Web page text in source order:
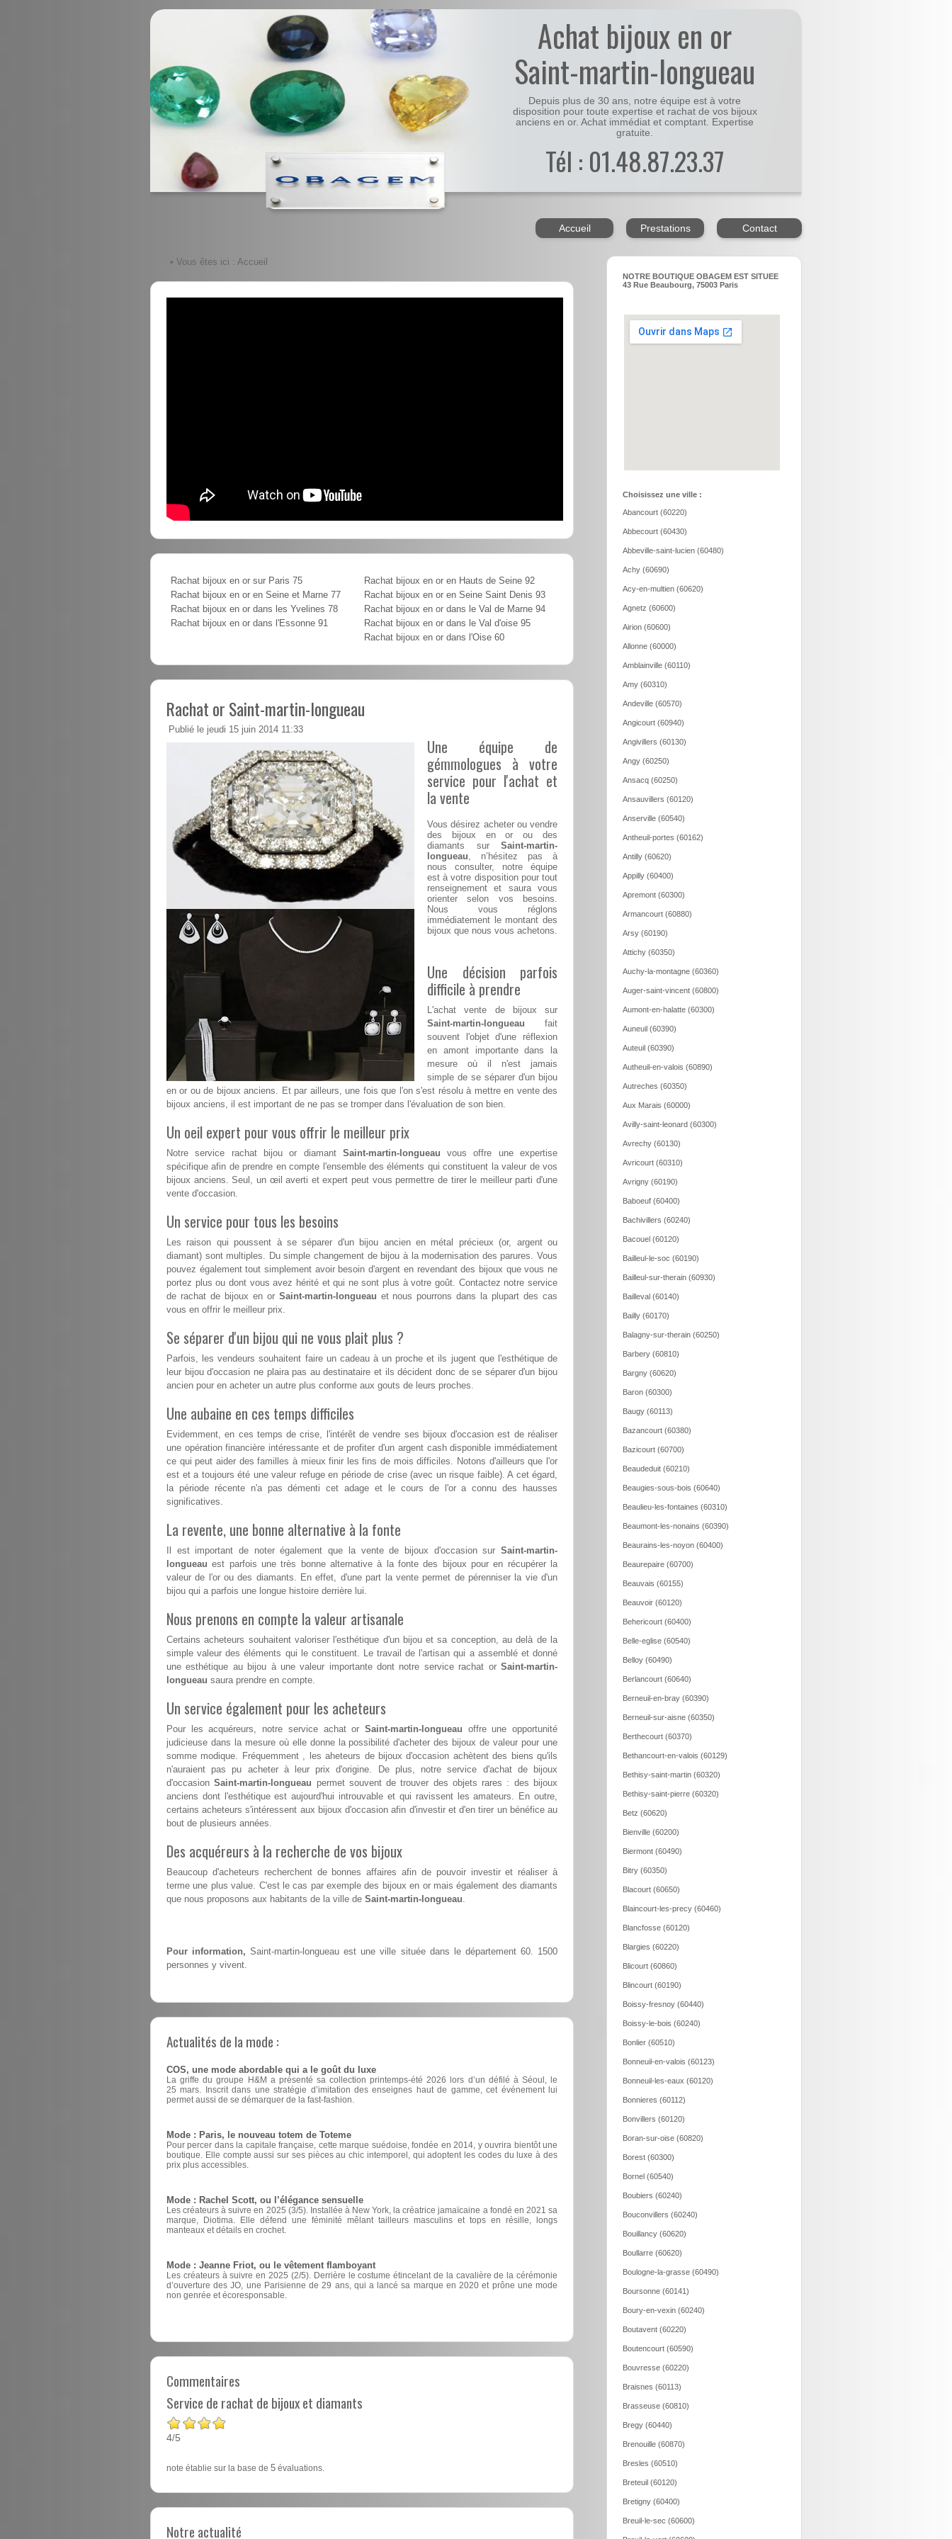
Achat bijoux en or
Saint-martin-longueau
Depuis plus de 30 ans, notre équipe est à votre
disposition pour toute expertise et rachat de vos bijoux
anciens en or. Achat immédiat et comptant. Expertise
gratuite.
Tél : 01.48.87.23.37
Accueil Prestations Contact
• Vous êtes ici : Accueil
Rachat bijoux en or sur Paris 75
Rachat bijoux en or en Seine et Marne 77
Rachat bijoux en or dans les Yvelines 78
Rachat bijoux en or dans l'Essonne 91
Rachat bijoux en or en Hauts de Seine 92
Rachat bijoux en or en Seine Saint Denis 93
Rachat bijoux en or dans le Val de Marne 94
Rachat bijoux en or dans le Val d'oise 95
Rachat bijoux en or dans l'Oise 60
Rachat or Saint-martin-longueau
Publié le jeudi 15 juin 2014 11:33
Une équipe de
gémmologues à votre
service pour l'achat et
la vente
Vous désirez acheter ou vendre
des bijoux en or ou des
diamants sur Saint-martin-
longueau, n’hésitez pas à
nous consulter, notre équipe
est à votre disposition pour tout
renseignement et saura vous
orienter selon vos besoins.
Nous vous réglons
immédiatement le montant des
bijoux que nous vous achetons.
Une décision parfois
difficile à prendre
L'achat vente de bijoux sur
Saint-martin-longueau fait
souvent l'objet d'une réflexion
en amont importante dans la
mesure où il n'est jamais
simple de se séparer d'un bijou
en or ou de bijoux anciens. Et par ailleurs, une fois que l'on s'est résolu à mettre en vente des
bijoux anciens, il est important de ne pas se tromper dans l'évaluation de son bien.
Un oeil expert pour vous offrir le meilleur prix
Notre service rachat bijou or diamant Saint-martin-longueau vous offre une expertise
spécifique afin de prendre en compte l'ensemble des éléments qui constituent la valeur de vos
bijoux anciens. Seul, un œil averti et expert peut vous permettre de tirer le meilleur parti d'une
vente d'occasion.
Un service pour tous les besoins
Les raison qui poussent à se séparer d'un bijou ancien en métal précieux (or, argent ou
diamant) sont multiples. Du simple changement de bijou à la modernisation des parures. Vous
pouvez également tout simplement avoir besoin d'argent en revendant des bijoux que vous ne
portez plus ou dont vous avez hérité et qui ne sont plus à votre goût. Contactez notre service
de rachat de bijoux en or Saint-martin-longueau et nous pourrons dans la plupart des cas
vous en offrir le meilleur prix.
Se séparer d'un bijou qui ne vous plait plus ?
Parfois, les vendeurs souhaitent faire un cadeau à un proche et ils jugent que l'esthétique de
leur bijou d'occasion ne plaira pas au destinataire et ils décident donc de se séparer d'un bijou
ancien pour en acheter un autre plus conforme aux gouts de leurs proches.
Une aubaine en ces temps difficiles
Evidemment, en ces temps de crise, l'intérêt de vendre ses bijoux d'occasion est de réaliser
une opération financière intéressante et de profiter d'un argent cash disponible immédiatement
ce qui peut aider des familles à mieux finir les fins de mois difficiles. Notons d'ailleurs que l'or
est et a toujours été une valeur refuge en période de crise (avec un risque faible). A cet égard,
la période récente n'a pas démenti cet adage et le cours de l'or a connu des hausses
significatives.
La revente, une bonne alternative à la fonte
Il est important de noter également que la vente de bijoux d'occasion sur Saint-martin-
longueau est parfois une très bonne alternative à la fonte des bijoux pour en récupérer la
valeur de l'or ou des diamants. En effet, d'une part la vente permet de pérenniser la vie d'un
bijou qui a parfois une longue histoire derrière lui.
Nous prenons en compte la valeur artisanale
Certains acheteurs souhaitent valoriser l'esthétique d'un bijou et sa conception, au delà de la
simple valeur des éléments qui le constituent. Le travail de l'artisan qui a assemblé et donné
une esthétique au bijou à une valeur importante dont notre service rachat or Saint-martin-
longueau saura prendre en compte.
Un service également pour les acheteurs
Pour les acquéreurs, notre service achat or Saint-martin-longueau offre une opportunité
judicieuse dans la mesure où elle donne la possibilité d'acheter des bijoux de valeur pour une
somme modique. Fréquemment , les aheteurs de bijoux d'occasion achètent des biens qu'ils
n'auraient pas pu acheter à leur prix d'origine. De plus, notre service d'achat de bijoux
d'occasionSaint-martin-longueau permet souvent de trouver des objets rares : des bijoux
anciens dont l'esthétique est aujourd'hui introuvable et qui ravissent les amateurs. En outre,
certains acheteurs s'intéressent aux bijoux d'occasion afin d'investir et d'en tirer un bénéfice au
bout de plusieurs années.
Des acquéreurs à la recherche de vos bijoux
Beaucoup d'acheteurs recherchent de bonnes affaires afin de pouvoir investir et réaliser à
terme une plus value. C'est le cas par exemple des bijoux en or mais également des diamants
que nous proposons aux habitants de la ville de Saint-martin-longueau
Pour information, Saint-martin-longueau est une ville située dans le département 60. 1500
personnes y vivent.
Actualités de la mode :
COS, une mode abordable qui a le goût du luxe
La griffe du groupe H&M a présenté sa collection printemps-été 2026 lors d’un défilé à Séoul, le
25 mars. Inscrit dans une stratégie d’imitation des enseignes haut de gamme, cet événement lui
permet aussi de se démarquer de la fast-fashion.
Mode : Paris, le nouveau totem de Toteme
Pour percer dans la capitale française, cette marque suédoise, fondée en 2014, y ouvrira bientôt une
boutique. Elle compte aussi sur ses pièces au chic intemporel, qui adoptent les codes du luxe à des
prix plus accessibles.
Mode : Rachel Scott, ou l’élégance sensuelle
Les créateurs à suivre en 2025 (3/5). Installée à New York, la créatrice jamaïcaine a fondé en 2021 sa
marque, Diotima. Elle défend une féminité mêlant tailleurs masculins et tops en résille, longs
manteaux et détails en crochet.
Mode : Jeanne Friot, ou le vêtement flamboyant
Les créateurs à suivre en 2025 (2/5). Derrière le costume étincelant de la cavalière de la cérémonie
d’ouverture des JO, une Parisienne de 29 ans, qui a lancé sa marque en 2020 et prône une mode
non genrée et écoresponsable.
Commentaires
Service de rachat de bijoux et diamants
4/5
note établie sur la base de 5 évaluations.
Notre actualité
NOTRE BOUTIQUE OBAGEM EST SITUEE
43 Rue Beaubourg, 75003 Paris
Choisissez une ville :
Abancourt (60220)
Abbecourt (60430)
Abbeville-saint-lucien (60480)
Achy (60690)
Acy-en-multien (60620)
Agnetz (60600)
Airion (60600)
Allonne (60000)
Amblainville (60110)
Amy (60310)
Andeville (60570)
Angicourt (60940)
Angivillers (60130)
Angy (60250)
Ansacq (60250)
Ansauvillers (60120)
Anserville (60540)
Antheuil-portes (60162)
Antilly (60620)
Appilly (60400)
Apremont (60300)
Armancourt (60880)
Arsy (60190)
Attichy (60350)
Auchy-la-montagne (60360)
Auger-saint-vincent (60800)
Aumont-en-halatte (60300)
Auneuil (60390)
Auteuil (60390)
Autheuil-en-valois (60890)
Autreches (60350)
Aux Marais (60000)
Avilly-saint-leonard (60300)
Avrechy (60130)
Avricourt (60310)
Avrigny (60190)
Baboeuf (60400)
Bachivillers (60240)
Bacouel (60120)
Bailleul-le-soc (60190)
Bailleul-sur-therain (60930)
Bailleval (60140)
Bailly (60170)
Balagny-sur-therain (60250)
Barbery (60810)
Bargny (60620)
Baron (60300)
Baugy (60113)
Bazancourt (60380)
Bazicourt (60700)
Beaudeduit (60210)
Beaugies-sous-bois (60640)
Beaulieu-les-fontaines (60310)
Beaumont-les-nonains (60390)
Beaurains-les-noyon (60400)
Beaurepaire (60700)
Beauvais (60155)
Beauvoir (60120)
Behericourt (60400)
Belle-eglise (60540)
Belloy (60490)
Berlancourt (60640)
Berneuil-en-bray (60390)
Berneuil-sur-aisne (60350)
Berthecourt (60370)
Bethancourt-en-valois (60129)
Bethisy-saint-martin (60320)
Bethisy-saint-pierre (60320)
Betz (60620)
Bienville (60200)
Biermont (60490)
Bitry (60350)
Blacourt (60650)
Blaincourt-les-precy (60460)
Blancfosse (60120)
Blargies (60220)
Blicourt (60860)
Blincourt (60190)
Boissy-fresnoy (60440)
Boissy-le-bois (60240)
Bonlier (60510)
Bonneuil-en-valois (60123)
Bonneuil-les-eaux (60120)
Bonnieres (60112)
Bonvillers (60120)
Boran-sur-oise (60820)
Borest (60300)
Bornel (60540)
Boubiers (60240)
Bouconvillers (60240)
Bouillancy (60620)
Boullarre (60620)
Boulogne-la-grasse (60490)
Boursonne (60141)
Boury-en-vexin (60240)
Boutavent (60220)
Boutencourt (60590)
Bouvresse (60220)
Braisnes (60113)
Brasseuse (60810)
Bregy (60440)
Brenouille (60870)
Bresles (60510)
Breteuil (60120)
Bretigny (60400)
Breuil-le-sec (60600)